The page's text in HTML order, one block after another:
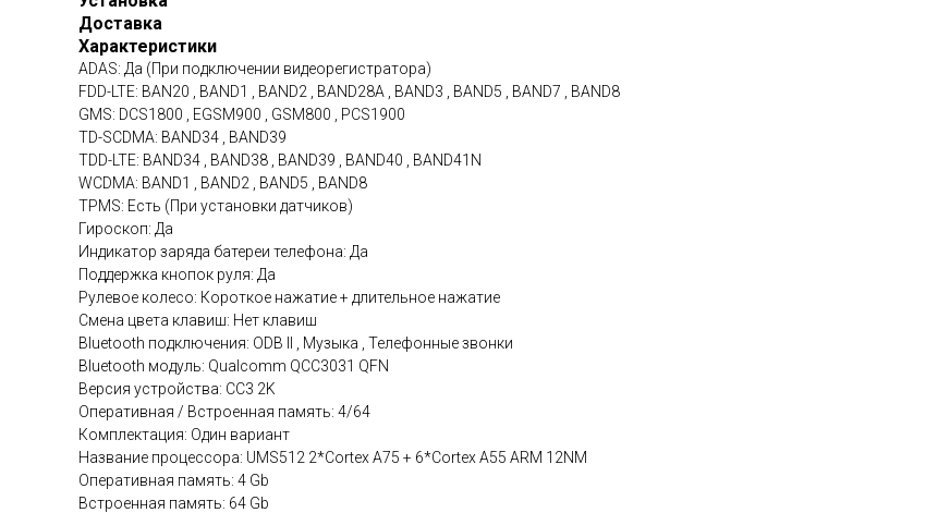
Доставка
Характеристики
ADAS: Да (При подключении видеорегистратора)
FDD-LTE: BAN20 , BAND1 , BAND2 , BAND28A , BAND3 , BAND5 , BAND7 , BAND8
GMS: DCS1800 , EGSM900 , GSM800 , PCS1900
TD-SCDMA: BAND34 , BAND39
TDD-LTE: BAND34 , BAND38 , BAND39 , BAND40 , BAND41N
WCDMA: BAND1 , BAND2 , BAND5 , BAND8
TPMS: Есть (При установки датчиков)
Гироскоп: Да
Индикатор заряда батереи телефона: Да
Поддержка кнопок руля: Да
Рулевое колесо: Короткое нажатие + длительное нажатие
Смена цвета клавиш: Нет клавиш
Bluetooth подключения: ODB II , Музыка , Телефонные звонки
Bluetooth модуль: Qualcomm QCC3031 QFN
Версия устройства: CC3 2K
Оперативная / Встроенная память: 4/64
Комплектация: Один вариант
Название процессора: UMS512 2*Cortex A75 + 6*Cortex A55 ARM 12NM
Оперативная память: 4 Gb
Встроенная память: 64 Gb